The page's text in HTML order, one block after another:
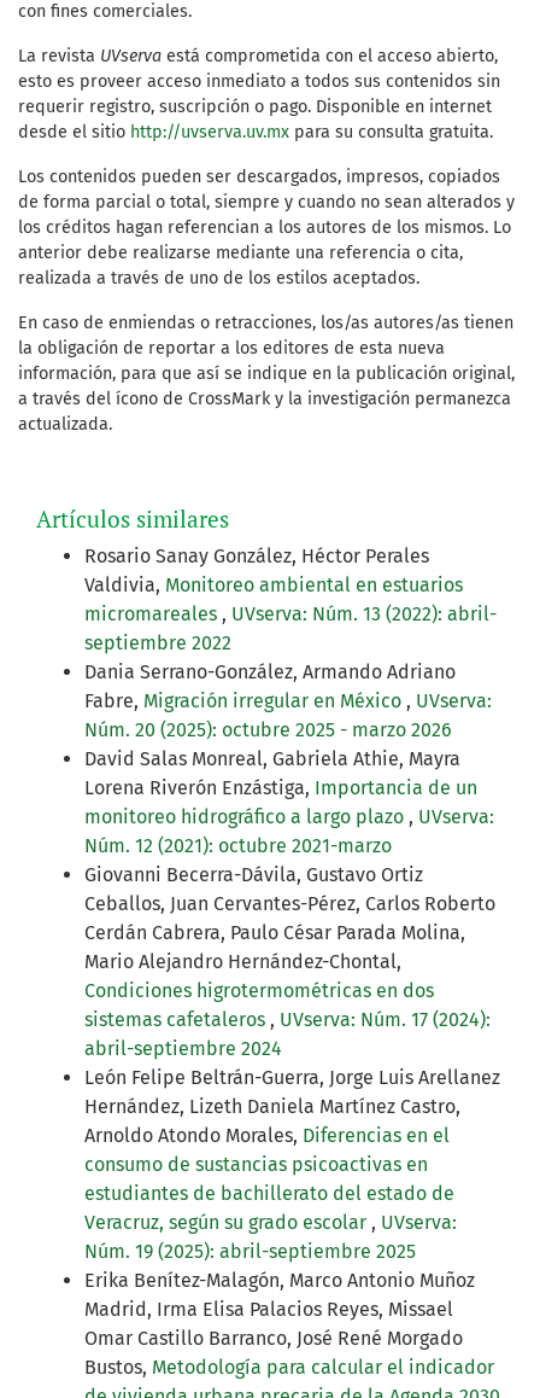
con fines comerciales.
La revista UVserva está comprometida con el acceso abierto,
esto es proveer acceso inmediato a todos sus contenidos sin
requerir registro, suscripción o pago. Disponible en internet
desde el sitio http://uvserva.uv.mx para su consulta gratuita.
Los contenidos pueden ser descargados, impresos, copiados
de forma parcial o total, siempre y cuando no sean alterados y
los créditos hagan referencian a los autores de los mismos. Lo
anterior debe realizarse mediante una referencia o cita,
realizada a través de uno de los estilos aceptados.
En caso de enmiendas o retracciones, los/as autores/as tienen
la obligación de reportar a los editores de esta nueva
información, para que así se indique en la publicación original,
a través del ícono de CrossMark y la investigación permanezca
actualizada.
Artículos similares
Rosario Sanay González, Héctor Perales
Valdivia, Monitoreo ambiental en estuarios
micromareales , UVserva: Núm. 13 (2022): abril-
septiembre 2022
Dania Serrano-González, Armando Adriano
Fabre, Migración irregular en México , UVserva:
Núm. 20 (2025): octubre 2025 - marzo 2026
David Salas Monreal, Gabriela Athie, Mayra
Lorena Riverón Enzástiga, Importancia de un
monitoreo hidrográfico a largo plazo , UVserva:
Núm. 12 (2021): octubre 2021-marzo
Giovanni Becerra-Dávila, Gustavo Ortiz
Ceballos, Juan Cervantes-Pérez, Carlos Roberto
Cerdán Cabrera, Paulo César Parada Molina,
Mario Alejandro Hernández-Chontal,
Condiciones higrotermométricas en dos
sistemas cafetaleros , UVserva: Núm. 17 (2024):
abril-septiembre 2024
León Felipe Beltrán-Guerra, Jorge Luis Arellanez
Hernández, Lizeth Daniela Martínez Castro,
Arnoldo Atondo Morales, Diferencias en el
consumo de sustancias psicoactivas en
estudiantes de bachillerato del estado de
Veracruz, según su grado escolar , UVserva:
Núm. 19 (2025): abril-septiembre 2025
Erika Benítez-Malagón, Marco Antonio Muñoz
Madrid, Irma Elisa Palacios Reyes, Missael
Omar Castillo Barranco, José René Morgado
Bustos, Metodología para calcular el indicador